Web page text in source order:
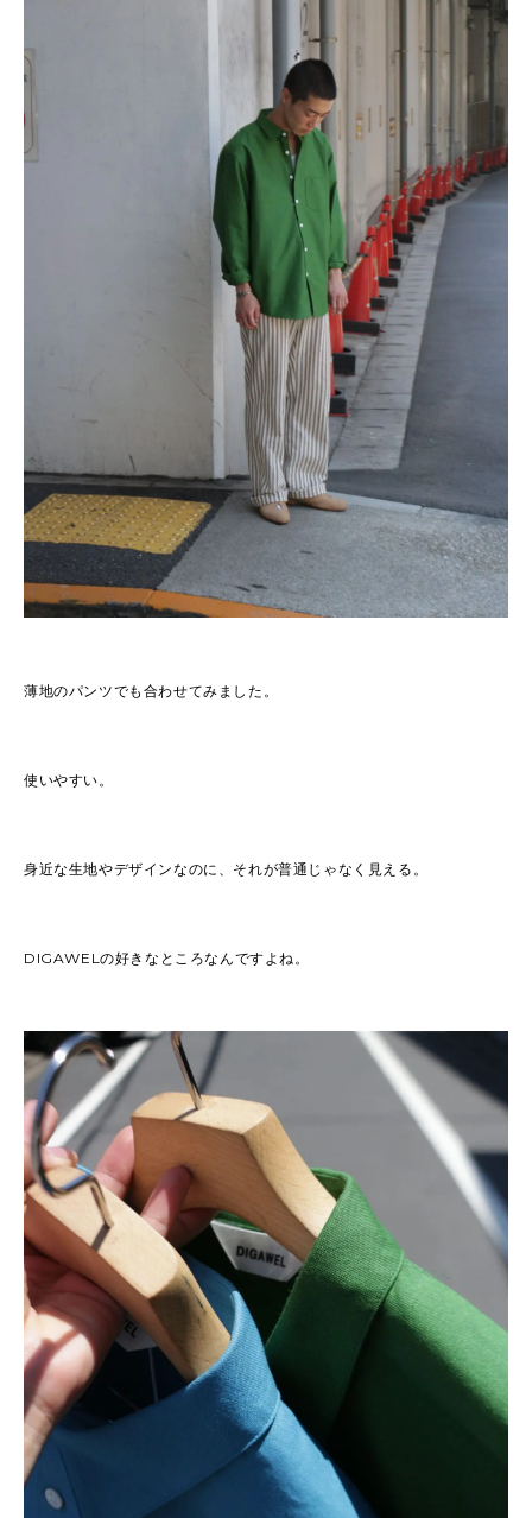
薄地のパンツでも合わせてみました。
使いやすい。
身近な生地やデザインなのに、それが普通じゃなく見える。
DIGAWELの好きなところなんですよね。